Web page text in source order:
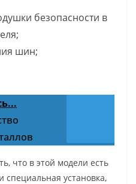
безопасности в
шин;
что в этой модели есть
специальная установка,